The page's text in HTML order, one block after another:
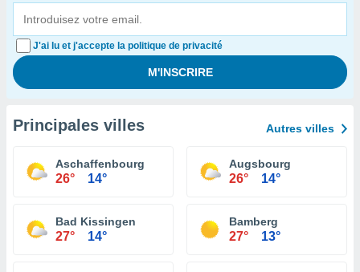
J'ai lu et j'accepte la politique de privacité
Principales villes Autres villes
Aschaffenbourg
26° 14°
Augsbourg
26° 14°
Bad Kissingen
27° 14°
Bamberg
27° 13°